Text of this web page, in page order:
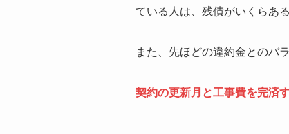
ている人は、残債がいくらあ
また、先ほどの違約金とのバ
契約の更新月と工事費を完済